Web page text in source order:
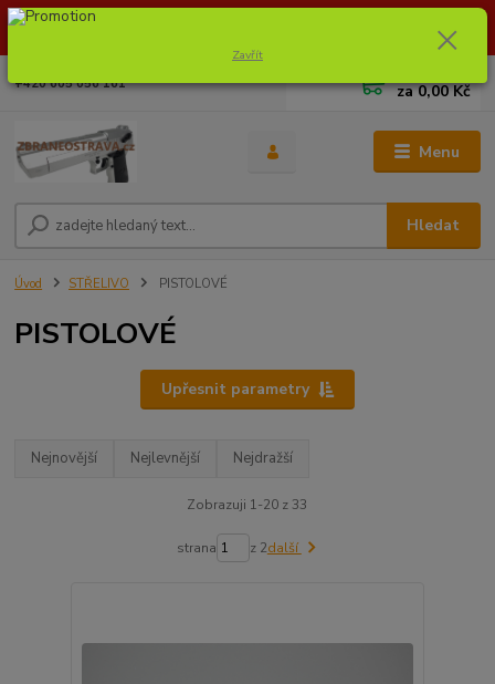
Dostupnost zboží si ověřte na info@zbraneostrava.cz nebo tel.
Menu
Hledat
+420 605 056 161 za0,00 Kč
Úvod STŘELIVO PISTOLOVÉ
PISTOLOVÉ
Upřesnit parametry
Nejnovější Nejlevnější Nejdražší
Zobrazuji 1-20 z 33
strana z 2další
Zavřít